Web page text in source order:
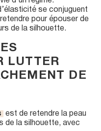
se conjuguent
pour épouser de
de la silhouette.
LUTTER
DE
est de retendre la peau
de la silhouette, avec